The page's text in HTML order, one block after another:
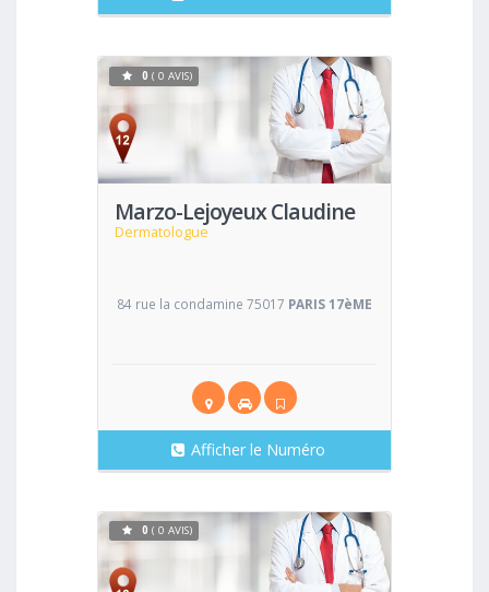
Marzo-Lejoyeux Claudine
Dermatologue
Voir
0 ( 0 AVIS)
84 rue la condamine 75017 PARIS 17èME
Afficher le Numéro
Voir
0 ( 0 AVIS)